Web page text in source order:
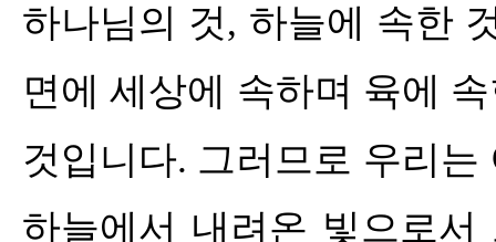
하나님의 것, 하늘에 속한
면에 세상에 속하며 육에
것입니다. 그러므로 우리는
하늘에서 내려온 빛으로